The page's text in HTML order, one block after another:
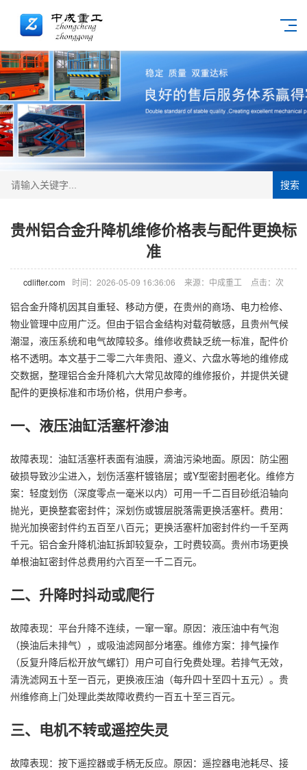
搜索
贵州铝合金升降机维修价格表与配件更换标
准
cdlifter.com 时间：2026-05-09 16:36:06 来源：中成重工 点击： 次
铝合金升降机因其自重轻、移动方便，在贵州的商场、电力检修、
物业管理中应用广泛。但由于铝合金结构对载荷敏感，且贵州气候
潮湿，液压系统和电气故障较多。维修收费缺乏统一标准，配件价
格不透明。本文基于二零二六年贵阳、遵义、六盘水等地的维修成
交数据，整理铝合金升降机六大常见故障的维修报价，并提供关键
配件的更换标准和市场价格，供用户参考。
一、液压油缸活塞杆渗油
故障表现：油缸活塞杆表面有油膜，滴油污染地面。原因：防尘圈
破损导致沙尘进入，划伤活塞杆镀铬层；或Y型密封圈老化。维修方
案：轻度划伤（深度零点一毫米以内）可用一千二百目砂纸沿轴向
抛光，更换整套密封件；深划伤或镀层脱落需更换活塞杆。费用：
抛光加换密封件约五百至八百元；更换活塞杆加密封件约一千至两
千元。铝合金升降机油缸拆卸较复杂，工时费较高。贵州市场更换
单根油缸密封件总费用约六百至一千二百元。
二、升降时抖动或爬行
故障表现：平台升降不连续，一窜一窜。原因：液压油中有气泡
（换油后未排气），或吸油滤网部分堵塞。维修方案：排气操作
（反复升降后松开放气螺钉）用户可自行免费处理。若排气无效，
清洗滤网五十至一百元，更换液压油（每升四十至四十五元）。贵
州维修商上门处理此类故障收费约一百五十至三百元。
三、电机不转或遥控失灵
故障表现：按下遥控器或手柄无反应。原因：遥控器电池耗尽、接